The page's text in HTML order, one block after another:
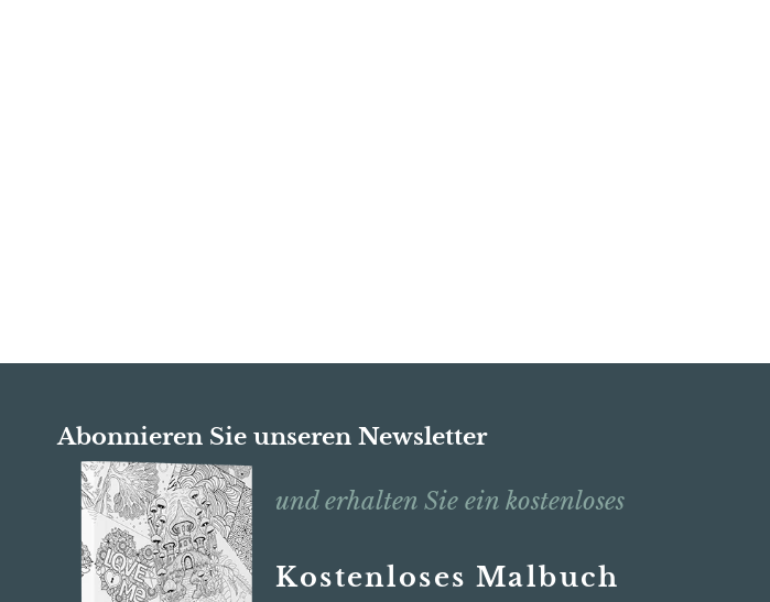
Abonnieren Sie unseren Newsletter
und erhalten Sie ein kostenloses
Kostenloses Malbuch